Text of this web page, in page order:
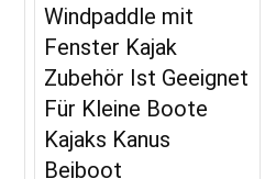
Windpaddle mit
Fenster Kajak
Zubehör Ist Geeignet
Für Kleine Boote
Kajaks Kanus
Beiboot